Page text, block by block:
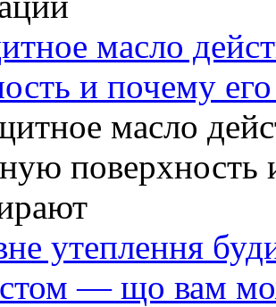
масло
и почему
утеплення
— що вам